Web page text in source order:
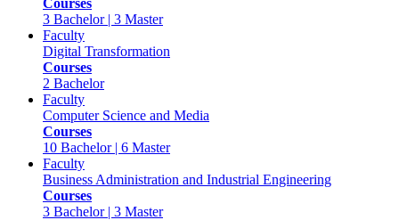
Courses
3 Bachelor | 3 Master
Faculty
Digital Transformation
Courses
2 Bachelor
Faculty
Computer Science and Media
Courses
10 Bachelor | 6 Master
Faculty
Business Administration and Industrial Engineering
Courses
3 Bachelor | 3 Master